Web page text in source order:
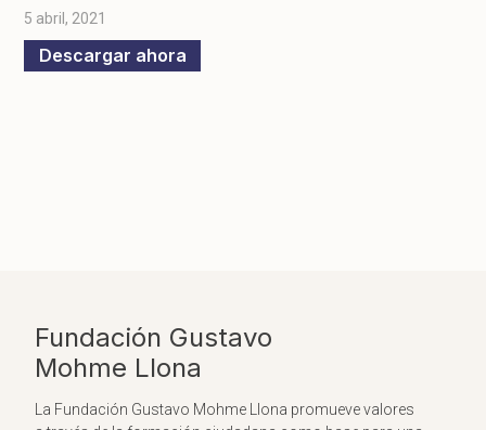
5 abril, 2021
Descargar ahora
Fundación Gustavo
Mohme Llona
La Fundación Gustavo Mohme Llona promueve valores